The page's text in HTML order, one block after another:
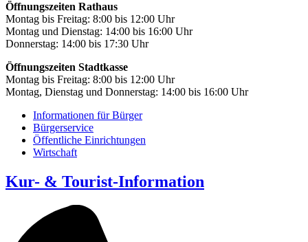
Öffnungszeiten Rathaus
Montag bis Freitag: 8:00 bis 12:00 Uhr
Montag und Dienstag: 14:00 bis 16:00 Uhr
Donnerstag: 14:00 bis 17:30 Uhr
Öffnungszeiten Stadtkasse
Montag bis Freitag: 8:00 bis 12:00 Uhr
Montag, Dienstag und Donnerstag: 14:00 bis 16:00 Uhr
Informationen für Bürger
Bürgerservice
Öffentliche Einrichtungen
Wirtschaft
Kur- & Tourist-Information